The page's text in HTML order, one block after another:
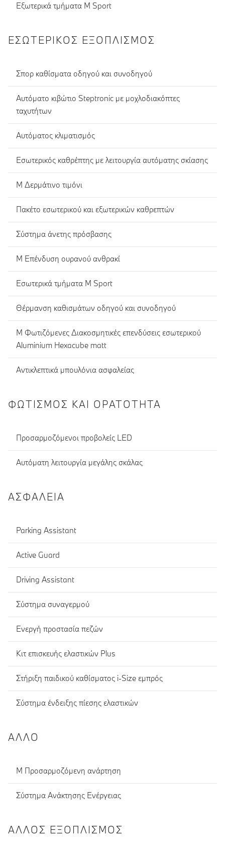
Εξωτερικά τμήματα M Sport
ΕΣΩΤΕΡΙΚΌΣ ΕΞΟΠΛΙΣΜΌΣ
Σπορ καθίσματα οδηγού και συνοδηγού
Αυτόματο κιβώτιο Steptronic με μοχλοδιακόπτες
ταχυτήτων
Αυτόματος κλιματισμός
Εσωτερικός καθρέπτης με λειτουργία αυτόματης σκίασης
Μ Δερμάτινο τιμόνι
Πακέτο εσωτερικού και εξωτερικών καθρεπτών
Σύστημα άνετης πρόσβασης
M Eπένδυση ουρανού ανθρακί
Εσωτερικά τμήματα M Sport
Θέρμανση καθισμάτων οδηγού και συνοδηγού
M Φωτιζόμενες Διακοσμητικές επενδύσεις εσωτερικού
Aluminium Hexacube matt
Αντικλεπτικά μπουλόνια ασφαλείας
ΦΩΤΙΣΜΌΣ ΚΑΙ ΟΡΑΤΌΤΗΤΑ
Προσαρμοζόμενοι προβολείς LED
Αυτόματη λειτουργία μεγάλης σκάλας
ΑΣΦΆΛΕΙΑ
Parking Assistant
Active Guard
Driving Assistant
Σύστημα συναγερμού
Ενεργή προστασία πεζών
Κιτ επισκευής ελαστικών Plus
Στήριξη παιδικού καθίσματος i-Size εμπρός
Σύστημα ένδειξης πίεσης ελαστικών
ΆΛΛΟ
Μ Προσαρμοζόμενη ανάρτηση
Σύστημα Ανάκτησης Ενέργειας
ΆΛΛΟΣ ΕΞΟΠΛΙΣΜΌΣ